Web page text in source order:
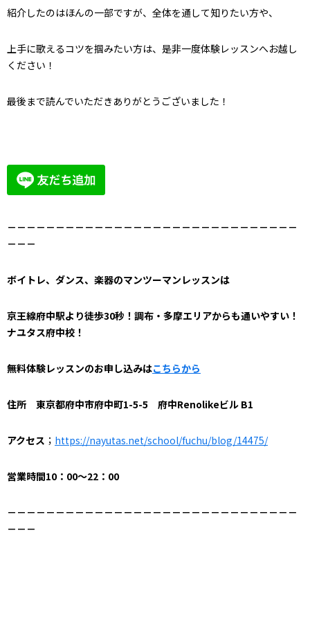
紹介したのはほんの一部ですが、全体を通して知りたい方や、
上手に歌えるコツを掴みたい方は、是非一度体験レッスンへお越し
ください！
最後まで読んでいただきありがとうございました！
－－－－－－－－－－－－－－－－－－－－－－－－－－－－－－
－－－
ボイトレ、ダンス、楽器のマンツーマンレッスンは
京王線府中駅より徒歩30秒！調布・多摩エリアからも通いやすい！
ナユタス府中校！
無料体験レッスンのお申し込みはこちらから
住所 東京都府中市府中町1-5-5 府中Renolikeビル B1
アクセス ； https://nayutas.net/school/fuchu/blog/14475/
営業時間10：00～22：00
－－－－－－－－－－－ －－－－－－－－－－－ －－－－－－－－
－－－